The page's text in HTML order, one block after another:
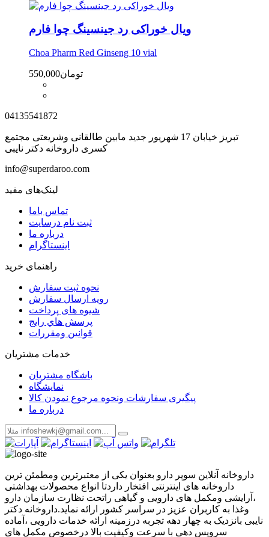
ویال خوراکی رد جینسینگ چوا فارم
Choa Pharm Red Ginseng 10 vial
550,000تومان
04135541872
تبریز خیابان 17 شهریور جدید مابین طالقانی وشریعتی مجتمع
کسری داروخانه دکتر نایبی
info@superdaroo.com
لینک‌های مفید
تماس باما
ثبت نام درسایت
درباره ما
اینستاگرام
راهنمای خرید
نحوه ثبت سفارش
رویه ارسال سفارش
شیوه های پرداخت
پرسش هاي رايج
قوانین ومقررات
خدمات مشتریان
باشگاه مشتریان
نمایشگاه
پیگیری سفارشات ونحوه مرجوع نمودن کالا
درباره ما
داروخانه آنلاین سوپر دارو بعنوان یکی از معتبرترین ومطمئن ترین
داروخانه های اینترنتی افتخار داردتا انواع محصولات بهداشتی
،آرایشی ومکمل های دارویی و گیاهی راتحت نظارت سازمان دارو
وغذا به کاربران عزیز در سراسر کشور ارائه نماید.داروخانه دکتر
نایبی بانزدیک به چهار دهه تجربه درزمینه ارائه خدمات دارویی ،آماده
سرویس دهی با سرعت وکیفیت بالا درخصوص مکمل های